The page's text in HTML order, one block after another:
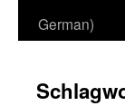
German)